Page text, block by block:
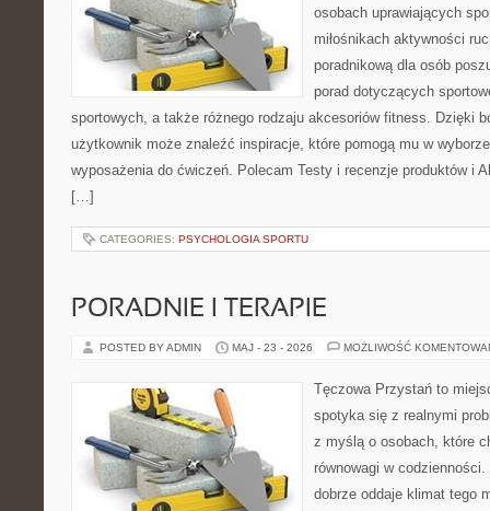
osobach uprawiających
miłośnikach aktywności
poradnikową dla osób
porad dotyczących
sportowych, a także różnego rodzaju akcesoriów fitness. Dzięki
użytkownik może znaleźć inspiracje, które pomogą mu w
wyposażenia do ćwiczeń. Polecam Testy i recenzje produktów i
[…]
CATEGORIES: PSYCHOLOGIA SPORTU
PORADNIE I TERAPIE
POSTED BY ADMIN MAJ - 23 - 2026 MOŻLIWOŚĆ
Tęczowa Przystań to
spotyka się z realnymi
z myślą o osobach, które
równowagi w
dobrze oddaje klimat tego